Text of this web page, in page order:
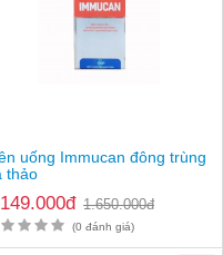
uống Immucan đông trùng
thảo
1.650.000đ
(0 đánh giá)